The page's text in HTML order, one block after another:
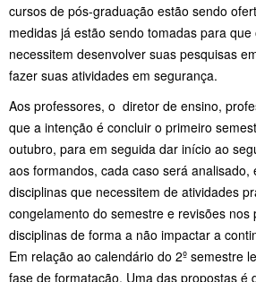
cursos de pós-graduação estão sendo
medidas já estão sendo tomadas para
necessitem desenvolver suas pesquisas
fazer suas atividades em segurança.
Aos professores, o diretor de ensino,
que a intenção é concluir o primeiro
outubro, para em seguida dar início ao
aos formandos, cada caso será analisado,
disciplinas que necessitem de atividades
congelamento do semestre e revisões nos
disciplinas de forma a não impactar a
Em relação ao calendário do 2º semestre
fase de formatação. Uma das propostas é